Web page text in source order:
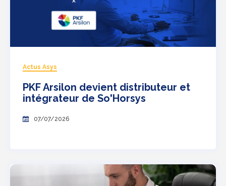
Actus Asys
PKF Arsilon devient distributeur et
intégrateur de So'Horsys
07/07/2026